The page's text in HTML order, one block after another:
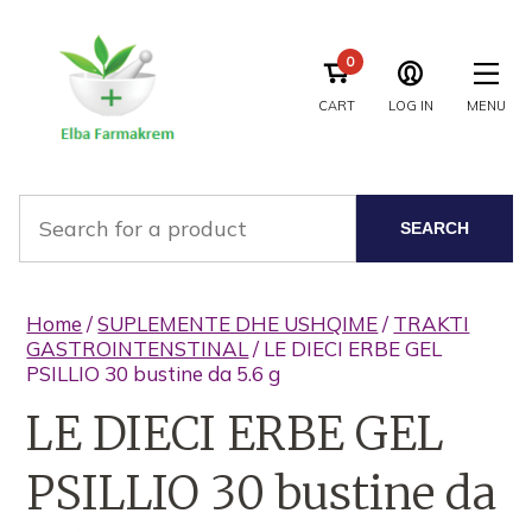
CART
0
LOG IN MENU
SEARCH
Home /SUPLEMENTE DHE USHQIME/ TRAKTI
GASTROINTENSTINAL/ LE DIECI ERBE GEL
PSILLIO 30 bustine da 5.6 g
LE DIECI ERBE GEL
PSILLIO 30 bustine da